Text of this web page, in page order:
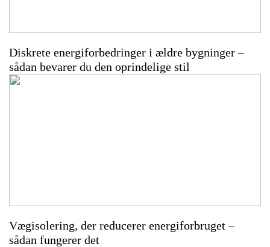
Diskrete energiforbedringer i ældre bygninger –
sådan bevarer du den oprindelige stil
Vægisolering, der reducerer energiforbruget –
sådan fungerer det